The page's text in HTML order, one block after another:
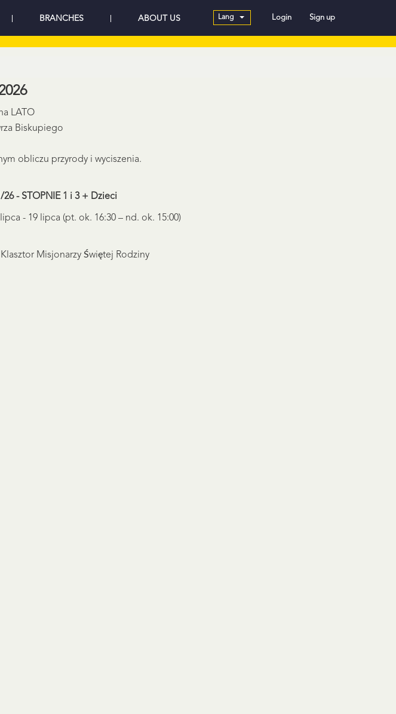
BRANCHES ABOUT US Lang Login Sign up
LATO
Biskupiego
obliczu przyrody i wyciszenia.
26 - STOPNIE 1 i 3 + Dzieci
lipca - 19 lipca (pt. ok. 16:30 – nd. ok. 15:00)
Misjonarzy Świętej Rodziny